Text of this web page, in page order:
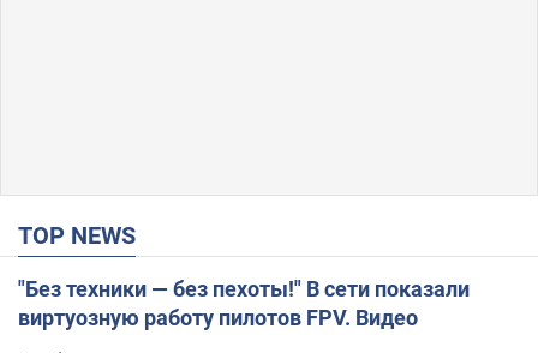
TOP NEWS
"Без техники — без пехоты!" В сети показали
виртуозную работу пилотов FPV. Видео